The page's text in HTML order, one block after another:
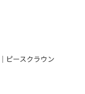
ピースクラウン